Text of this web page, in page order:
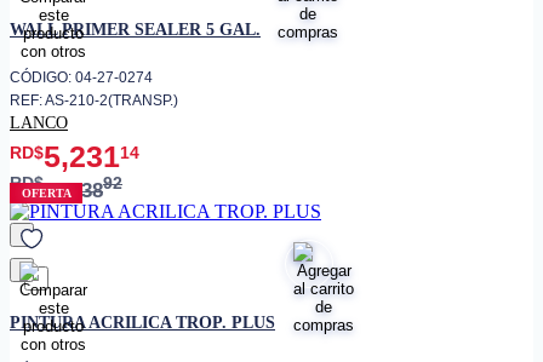
favorito
WALL PRIMER SEALER 5 GAL.
CÓDIGO: 04-27-0274
REF: AS-210-2(TRANSP.)
LANCO
RD$5,23114
RD$6,53892
OFERTA
favorito
PINTURA ACRILICA TROP. PLUS